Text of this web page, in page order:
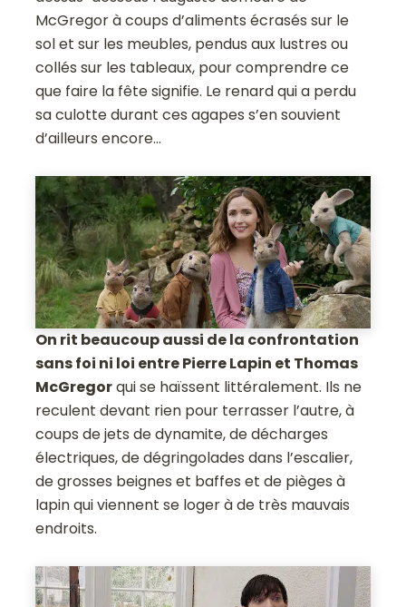
McGregor à coups d’aliments écrasés sur le
sol et sur les meubles, pendus aux lustres ou
collés sur les tableaux, pour comprendre ce
que faire la fête signifie. Le renard qui a perdu
sa culotte durant ces agapes s’en souvient
d’ailleurs encore…
On rit beaucoup aussi de la confrontation
sans foi ni loi entre Pierre Lapin et Thomas
McGregorqui se haïssent littéralement. Ils ne
reculent devant rien pour terrasser l’autre, à
coups de jets de dynamite, de décharges
électriques, de dégringolades dans l’escalier,
de grosses beignes et baffes et de pièges à
lapin qui viennent se loger à de très mauvais
endroits.